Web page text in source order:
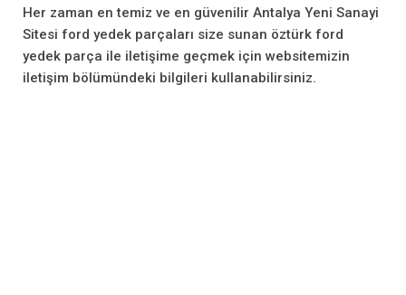
Her zaman en temiz ve en güvenilir Antalya Yeni Sanayi
Sitesi ford yedek parçaları size sunan öztürk ford
yedek parça ile iletişime geçmek için websitemizin
iletişim bölümündeki bilgileri kullanabilirsiniz.